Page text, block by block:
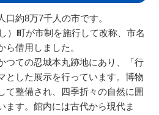
約8万7千人の市です。
）町が市制を施行して改称、市名
借用しました。
つての忍城本丸跡地にあり、「行
とした展示を行っています。博物
て整備され、四季折々の自然に囲
ます。館内には古代から現代ま